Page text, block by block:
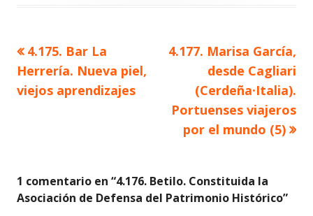
Navegación
de
Artículo
anterior
4.175. Bar La
Herrería. Nueva piel,
viejos aprendizajes
Artículo
siguiente
4.177. Marisa García,
desde Cagliari
(Cerdeña·Italia).
Portuenses viajeros
por el mundo (5)
1 comentario en “4.176. Betilo. Constituida la
Asociación de Defensa del Patrimonio Histórico”